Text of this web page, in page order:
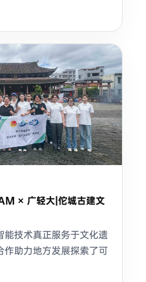
× 广轻大|佗城古建文
能技术真正服务于文化遗
作助力地方发展探索了可